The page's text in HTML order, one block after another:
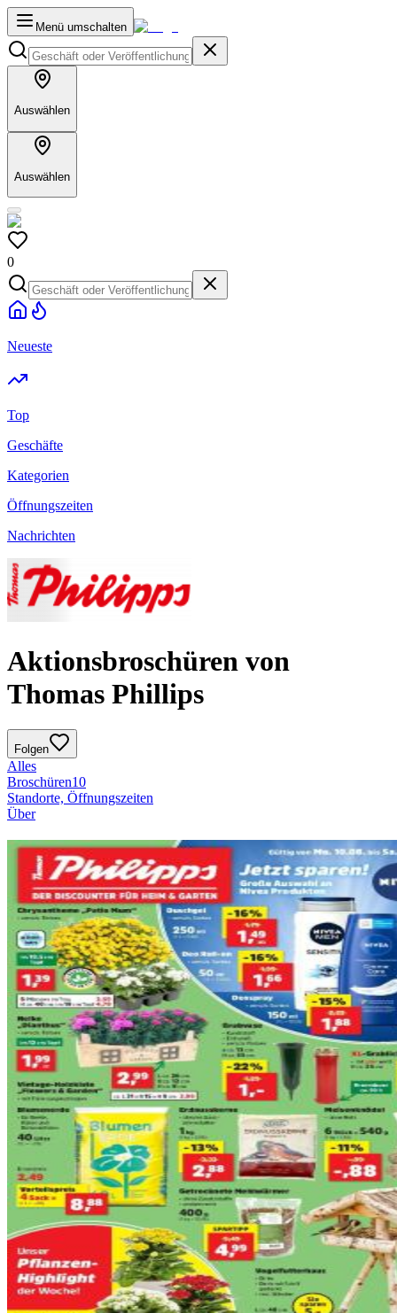
Menü umschalten
Auswählen
Auswählen
0
Neueste
Top
Geschäfte
Kategorien
Öffnungszeiten
Nachrichten
Aktionsbroschüren von
Thomas Phillips
Folgen
Alles
Broschüren10
Standorte, Öffnungszeiten
Über